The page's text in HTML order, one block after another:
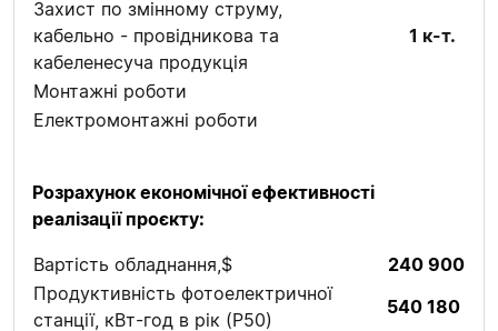
Захист по змінному струму,
кабельно - провідникова та
кабеленесуча продукція
1 к-т.
Монтажні роботи
Електромонтажні роботи
Розрахунок економічної ефективності
реалізації проєкту:
Вартість обладнання,$
240 900
Продуктивність фотоелектричної
станції, кВт-год в рік (P50)
540 180